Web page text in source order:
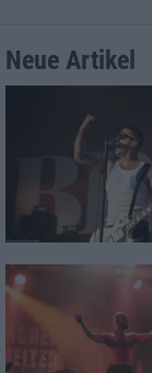
Neue Artikel